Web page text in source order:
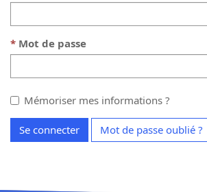
Mot de passe
Mémoriser mes informations ?
Se connecter Mot de passe oublié ?